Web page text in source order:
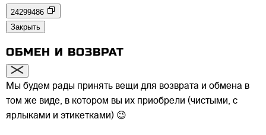
24299486
Закрыть
ОБМЕН И ВОЗВРАТ
Мы будем рады принять вещи для возврата и обмена в
том же виде, в котором вы их приобрели (чистыми, с
ярлыками и этикетками) 😉